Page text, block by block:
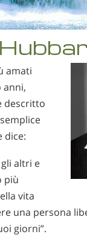
amati
anni,
descritto
dice:
altri e
più
vita
una persona
giorni”.